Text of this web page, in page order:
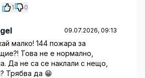
1 0
09.07.2026, 09:13
малко! 144 пожара за
Това не е нормално,
Да не са се наклали с нещо,
Трябва да 😁